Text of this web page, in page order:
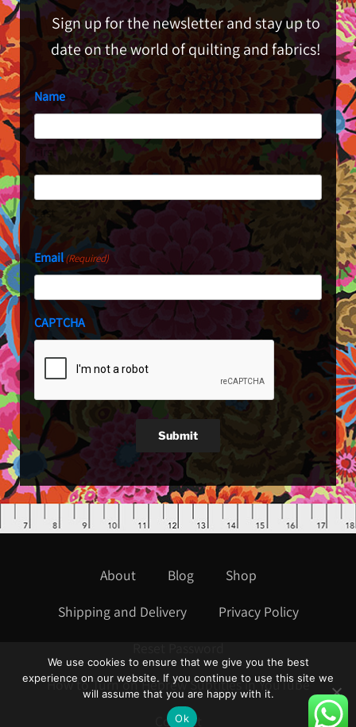
Sign up for the newsletter and stay up to
date on the world of quilting and fabrics!
Name
First
Last
Email(Required)
CAPTCHA
Submit
About Blog
Shop
Shipping and Delivery
Privacy Policy
Reset Password
How to Turn on Hebrew Subtitles in YouTube
Contact
We use cookies to ensure that we give you the best
experience on our website. If you continue to use this site we
will assume that you are happy with it.
Ok